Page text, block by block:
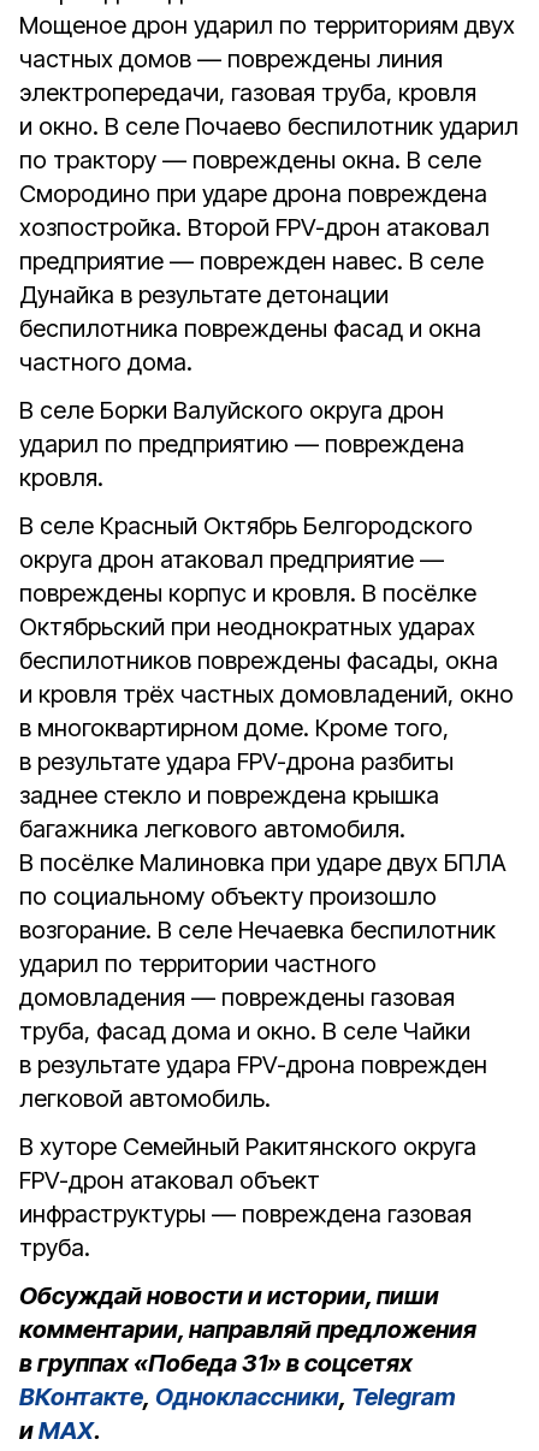
Мощеное дрон ударил по территориям двух
частных домов — повреждены линия
электропередачи, газовая труба, кровля
и окно. В селе Почаево беспилотник ударил
по трактору — повреждены окна. В селе
Смородино при ударе дрона повреждена
хозпостройка. Второй FPV-дрон атаковал
предприятие — поврежден навес. В селе
Дунайка в результате детонации
беспилотника повреждены фасад и окна
частного дома.
В селе Борки Валуйского округа дрон
ударил по предприятию — повреждена
кровля.
В селе Красный Октябрь Белгородского
округа дрон атаковал предприятие —
повреждены корпус и кровля. В посёлке
Октябрьский при неоднократных ударах
беспилотников повреждены фасады, окна
и кровля трёх частных домовладений, окно
в многоквартирном доме. Кроме того,
в результате удара FPV-дрона разбиты
заднее стекло и повреждена крышка
багажника легкового автомобиля.
В посёлке Малиновка при ударе двух БПЛА
по социальному объекту произошло
возгорание. В селе Нечаевка беспилотник
ударил по территории частного
домовладения — повреждены газовая
труба, фасад дома и окно. В селе Чайки
в результате удара FPV-дрона поврежден
легковой автомобиль.
В хуторе Семейный Ракитянского округа
FPV-дрон атаковал объект
инфраструктуры — повреждена газовая
труба.
Обсуждай новости и истории, пиши
комментарии, направляй предложения
в группах «Победа 31» в соцсетях
ВКонтакте, Одноклассники, Telegram
иMAX.